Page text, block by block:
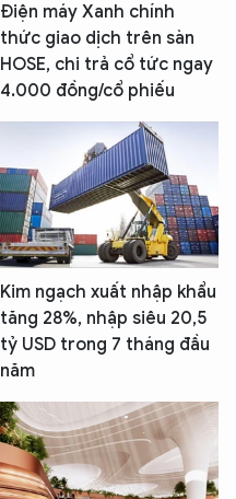
Điện máy Xanh chính
thức giao dịch trên sàn
HOSE, chi trả cổ tức ngay
4.000 đồng/cổ phiếu
Kim ngạch xuất nhập khẩu
tăng 28%, nhập siêu 20,5
tỷ USD trong 7 tháng đầu
năm